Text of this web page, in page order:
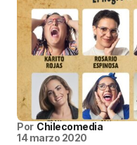
Por Chilecomedia
14 marzo 2020